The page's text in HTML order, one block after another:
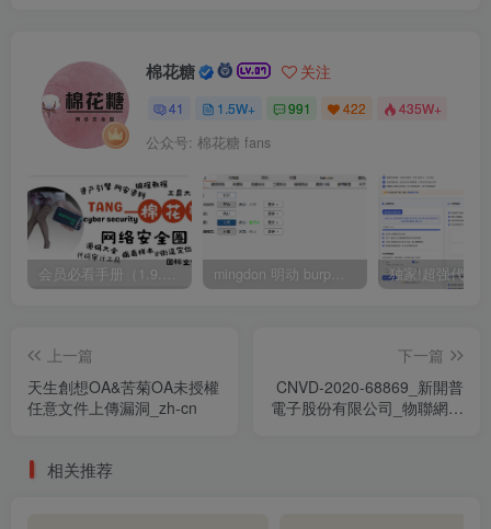
棉花糖 关注
41 1.5W+ 991 422 435W+
公众号: 棉花糖 fans
会员必看手册（1.9.0版本 26.4.5更新） mingdon 明动 burp插件0.2.6版本 本地时间校验去除版
上一篇
天生創想OA&苦菊OA未授權
任意文件上傳漏洞_zh-cn
下一篇
CNVD-2020-68869_新開普
電子股份有限公司_物聯網平
相关推荐